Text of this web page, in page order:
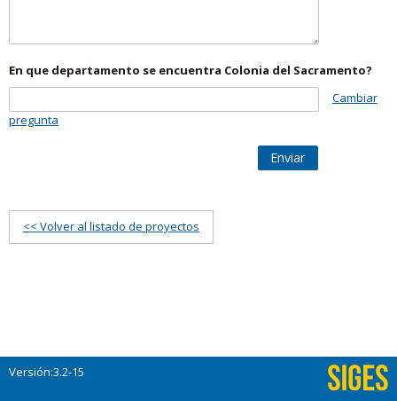
En que departamento se encuentra Colonia del Sacramento?
Cambiar
pregunta
Enviar
<< Volver al listado de proyectos
Versión:3.2-15